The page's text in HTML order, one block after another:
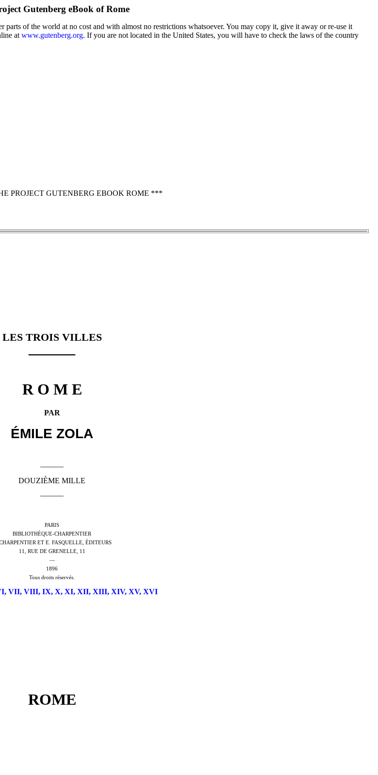
Gutenberg eBook ofRome
of the world at no cost and with almost no restrictions whatsoever. You may copy it, give it away or re-use it
at www.gutenberg.org. If you are not located in the United States, you will have to check the laws of the country
PROJECT GUTENBERG EBOOK ROME ***
LES TROIS VILLES
———
R O M E
PAR
ÉMILE ZOLA
———
DOUZIÈME MILLE
———
PARIS
BIBLIOTHÈQUE-CHARPENTIER
ET E. FASQUELLE, ÉDITEURS
11, RUE DE GRENELLE, 11
—
1896
Tous droits réservés.
VII, VIII, IX, X, XI, XII, XIII, XIV, XV, XVI
ROME